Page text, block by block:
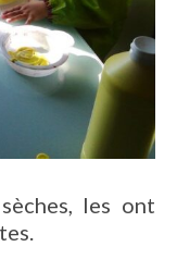
les ont